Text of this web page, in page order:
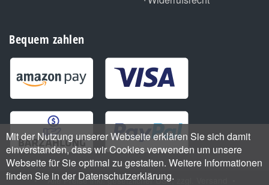
Bequem zahlen
•*Alle Preise inkl. gesetzlicher USt., zzgl.
Mit der Nutzung unserer Webseite erklären Sie sich damit
einverstanden, dass wir Cookies verwenden um unsere
Webseite für Sie optimal zu gestalten. Weitere Informationen
finden Sie in der Datenschutzerklärung.